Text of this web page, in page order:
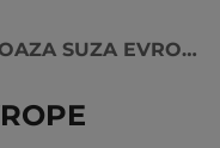
EKO OAZA SUZA EVROPE